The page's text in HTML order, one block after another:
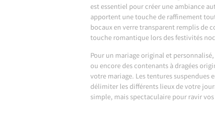
est essentiel pour créer une ambiance
apportent une touche de raffinement
bocaux en verre transparent remplis de
touche romantique lors des festivités
Pour un mariage original et
ou encore des contenants à dragées
votre mariage. Les tentures
délimiter les différents lieux de votre
simple, mais spectaculaire pour ravir